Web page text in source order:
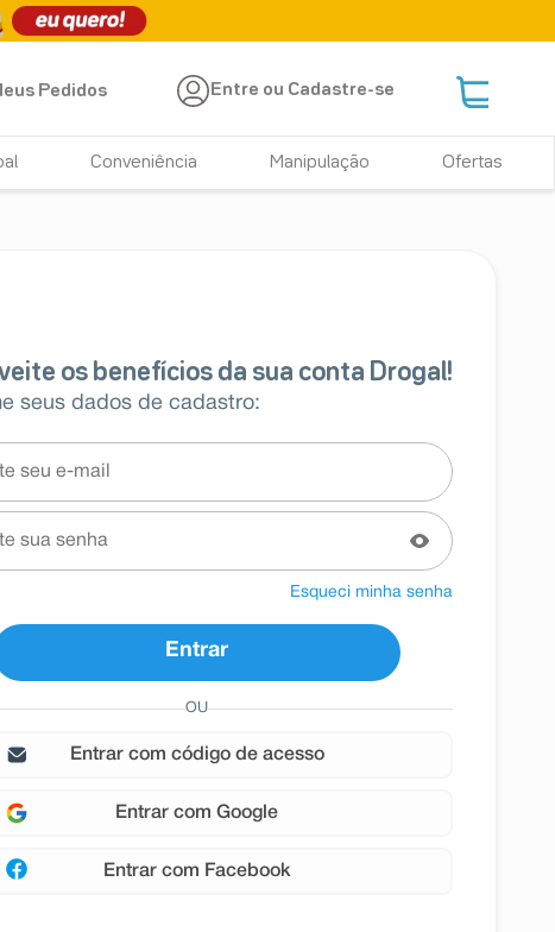
Pedidos Entre ou Cadastre-se
Conveniência Manipulação Ofertas
OU
entrar com Google
entrar com Facebook
seus dados de cadastro:
Esqueci minha senha
Entrar